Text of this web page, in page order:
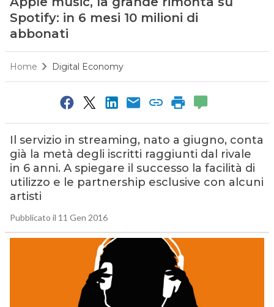
Spotify: in 6 mesi 10 milioni di
abbonati
Home Digital Economy
Il servizio in streaming, nato a giugno, conta
già la metà degli iscritti raggiunti dal rivale
in 6 anni. A spiegare il successo la facilità di
utilizzo e le partnership esclusive con alcuni
artisti
Pubblicato il 11 Gen 2016